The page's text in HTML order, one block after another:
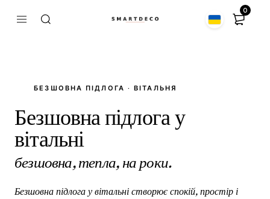
0
БЕЗШОВНА ПІДЛОГА · ВІТАЛЬНЯ
Безшовна підлога у
вітальні
безшовна, тепла, на роки.
Безшовна підлога у вітальні створює спокій, простір і